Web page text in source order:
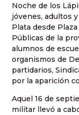
Noche de los
jóvenes, adultos
Plata desde
Públicas de la
alumnos de
organismos de
partidarios,
por la aparición
Aquel 16 de
militar llevó a